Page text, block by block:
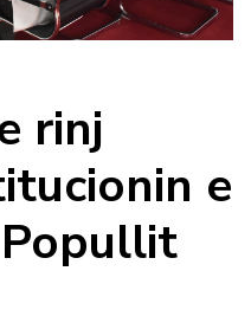
rinj
e